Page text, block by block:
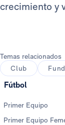
crecimiento y
Temas relacionados
Club
Fútbol
Primer Equipo
Primer Equipo